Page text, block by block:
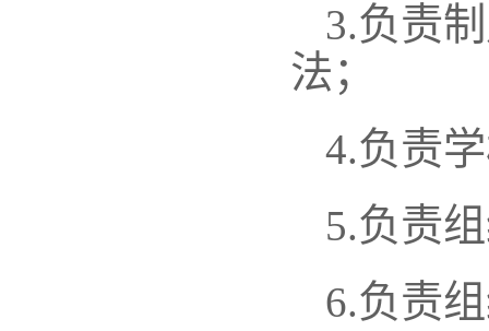
3.负责
法；
4.负责
5.负责
6.负责